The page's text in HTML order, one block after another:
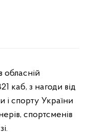
каб, з нагоди від
і спорту України
спортсменів